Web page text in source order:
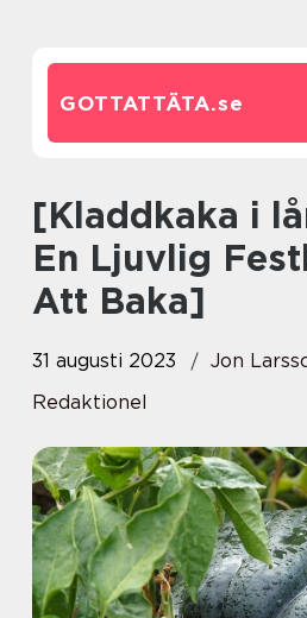
GOTTATTÄTA.se
[Kladdkaka i långpanna
En Ljuvlig
Att Baka]
31 augusti 2023
Jon
Redaktionel